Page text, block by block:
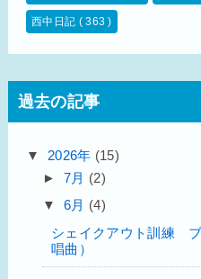
西中日記 ( 363 )
過去の記事
▼ 2026年 (15)
► 7月 (2)
▼ 6月 (4)
シェイクアウト訓練
唱曲）